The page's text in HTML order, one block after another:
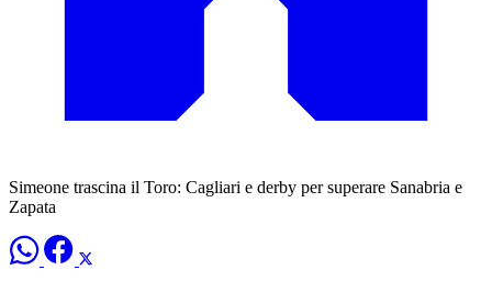
Simeone trascina il Toro: Cagliari e derby per superare Sanabria e
Zapata